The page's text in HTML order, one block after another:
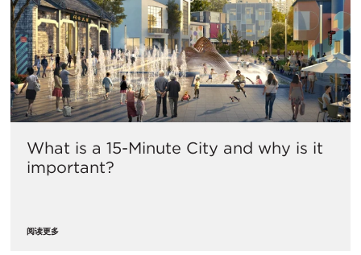
What is a 15-Minute City and why is it
important?
阅读更多